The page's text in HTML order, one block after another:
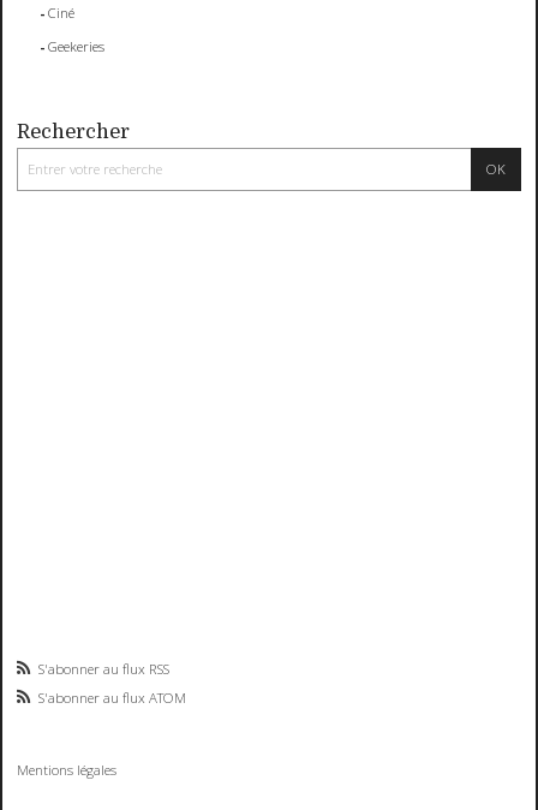
Ciné
Geekeries
Rechercher
S'abonner au flux RSS
S'abonner au flux ATOM
Mentions légales